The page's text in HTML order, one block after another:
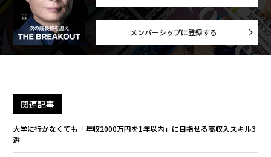
メンバーシップに登録する
関連記事
大学に行かなくても「年収2000万円を1年以内」に目指せる高収入スキル3
選